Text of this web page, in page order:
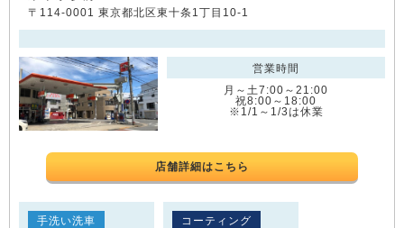
〒114-0001 東京都北区東十条1丁目10-1
営業時間
月～土7:00～21:00
祝8:00～18:00
※1/1～1/3は休業
店舗詳細はこちら
手洗い洗車 コーティング